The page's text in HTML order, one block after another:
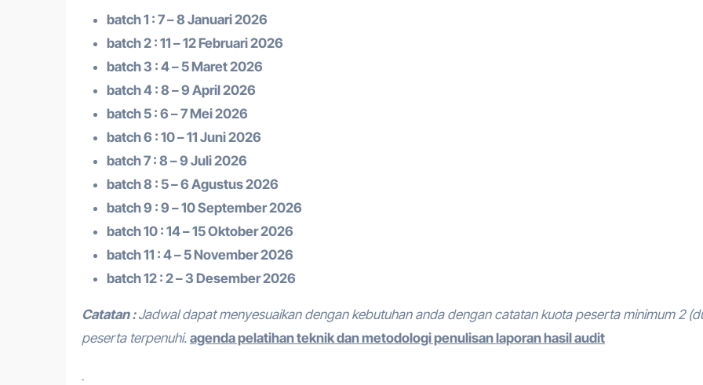
batch 1 : 7 – 8 Januari 2026
batch 2 : 11 – 12 Februari 2026
batch 3 : 4 – 5 Maret 2026
batch 4 : 8 – 9 April 2026
batch 5 : 6 – 7 Mei 2026
batch 6 : 10 – 11 Juni 2026
batch 7 : 8 – 9 Juli 2026
batch 8 : 5 – 6 Agustus 2026
batch 9 : 9 – 10 September 2026
batch 10 : 14 – 15 Oktober 2026
batch 11 : 4 – 5 November 2026
batch 12 : 2 – 3 Desember 2026
Catatan :Jadwal dapat menyesuaikan dengan kebutuhan anda dengan catatan kuota peserta minimum 2
peserta terpenuhi. agenda pelatihan teknik dan metodologi penulisan laporan hasil audit